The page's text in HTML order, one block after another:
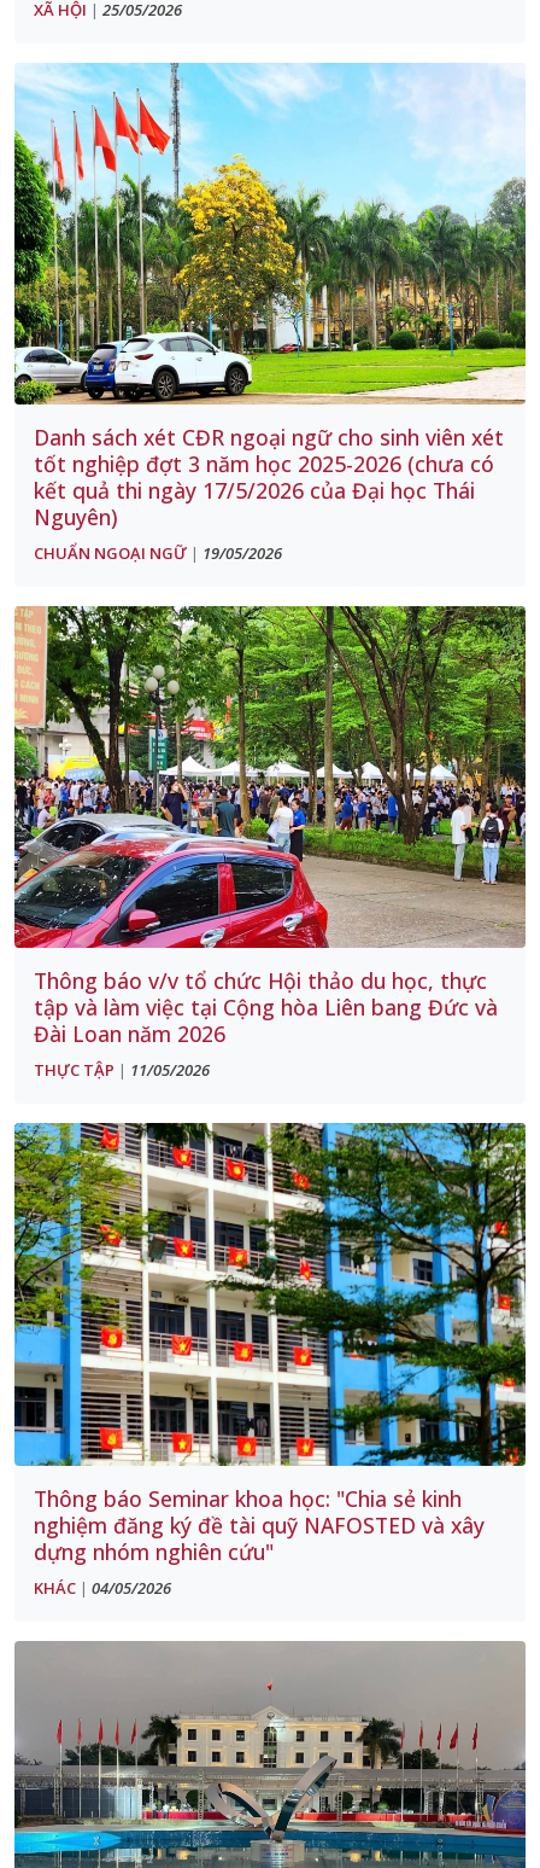
XÃ HỘI | 25/05/2026
Danh sách xét CĐR ngoại ngữ cho sinh viên xét
tốt nghiệp đợt 3 năm học 2025-2026 (chưa có
kết quả thi ngày 17/5/2026 của Đại học Thái
Nguyên)
CHUẨN NGOẠI NGỮ | 19/05/2026
Thông báo v/v tổ chức Hội thảo du học, thực
tập và làm việc tại Cộng hòa Liên bang Đức và
Đài Loan năm 2026
THỰC TẬP 11/05/2026
Thông báo Seminar khoa học: "Chia sẻ kinh
nghiệm đăng ký đề tài quỹ NAFOSTED và xây
dựng nhóm nghiên cứu"
KHÁC | 04/05/2026